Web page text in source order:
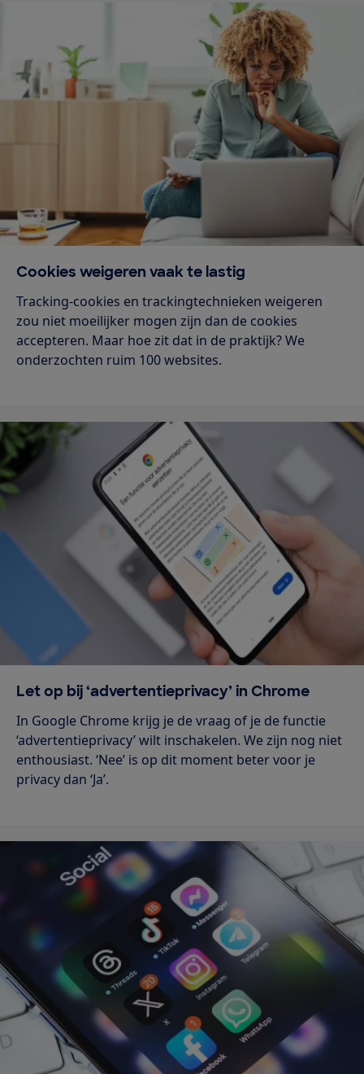
Cookies weigeren vaak te lastig
Tracking-cookies en trackingtechnieken weigeren
zou niet moeilijker mogen zijn dan de cookies
accepteren. Maar hoe zit dat in de praktijk? We
onderzochten ruim 100 websites.
Let op bij ‘advertentieprivacy’ in Chrome
In Google Chrome krijg je de vraag of je de functie
‘advertentieprivacy’ wilt inschakelen. We zijn nog niet
enthousiast. ‘Nee’ is op dit moment beter voor je
privacy dan ‘Ja’.